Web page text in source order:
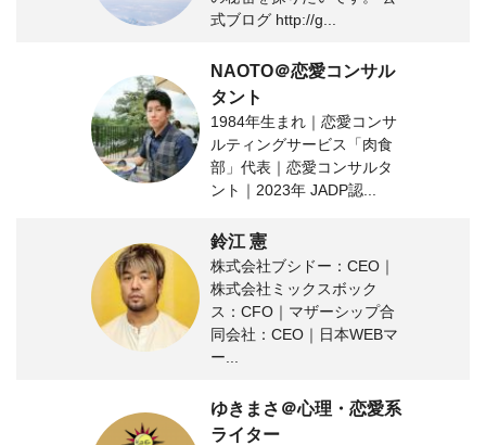
式ブログ http://g...
NAOTO＠恋愛コンサル
タント
1984年生まれ｜恋愛コンサ
ルティングサービス「肉食
部」代表｜恋愛コンサルタ
ント｜2023年 JADP認...
鈴江 憲
株式会社ブシドー：CEO｜
株式会社ミックスボック
ス：CFO｜マザーシップ合
同会社：CEO｜日本WEBマ
ー...
ゆきまさ＠心理・恋愛系
ライター